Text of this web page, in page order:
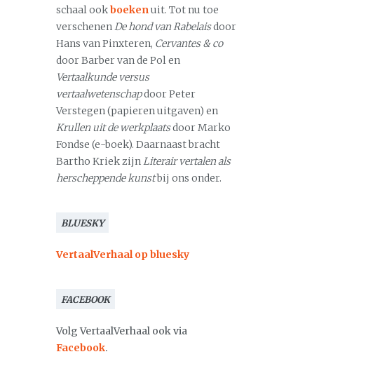
schaal ookboekenuit. Tot nu toe
verschenenDe hond van Rabelaisdoor
Hans van Pinxteren, Cervantes & co
door Barber van de Pol en
Vertaalkunde versus
vertaalwetenschapdoor Peter
Verstegen (papieren uitgaven) en
Krullen uit de werkplaatsdoor Marko
Fondse (e-boek). Daarnaast bracht
Bartho Kriek zijnLiterair vertalen als
herscheppende kunstbij ons onder.
BLUESKY
VertaalVerhaal op bluesky
FACEBOOK
Volg VertaalVerhaal ook via
Facebook.